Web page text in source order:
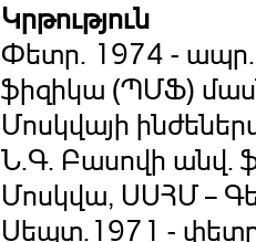
Կրթություն
Փետր. 1974 - ապր.
ֆիզիկա (ՊՄՖ)
Մոսկվայի
Ն.Գ. Բասովի անվ.
Մոսկվա, ՍՍՀՄ –
Սեպտ.1971 -